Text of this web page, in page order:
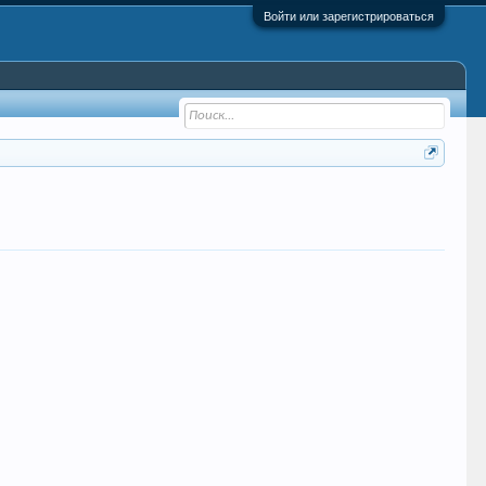
Войти или зарегистрироваться